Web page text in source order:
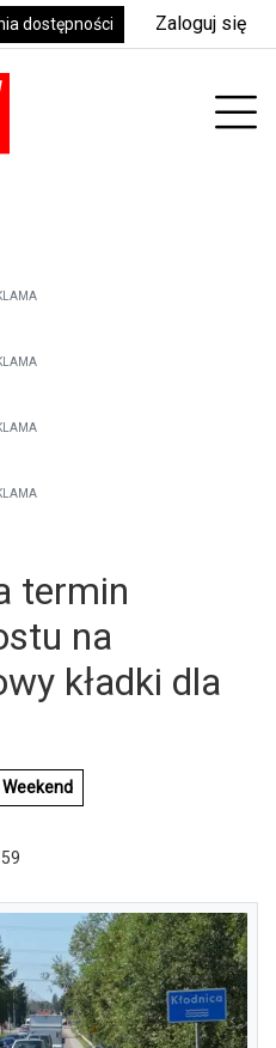
dostępności Zaloguj się
termin
na
kładki dla